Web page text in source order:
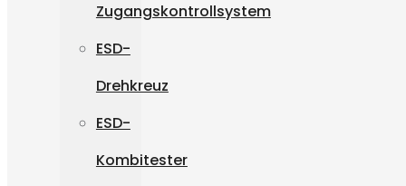
Zugangskontrollsystem
ESD-
Drehkreuz
ESD-
Kombitester